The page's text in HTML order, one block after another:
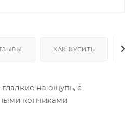
КАК КУПИТЬ
на ощупь, с
кончиками